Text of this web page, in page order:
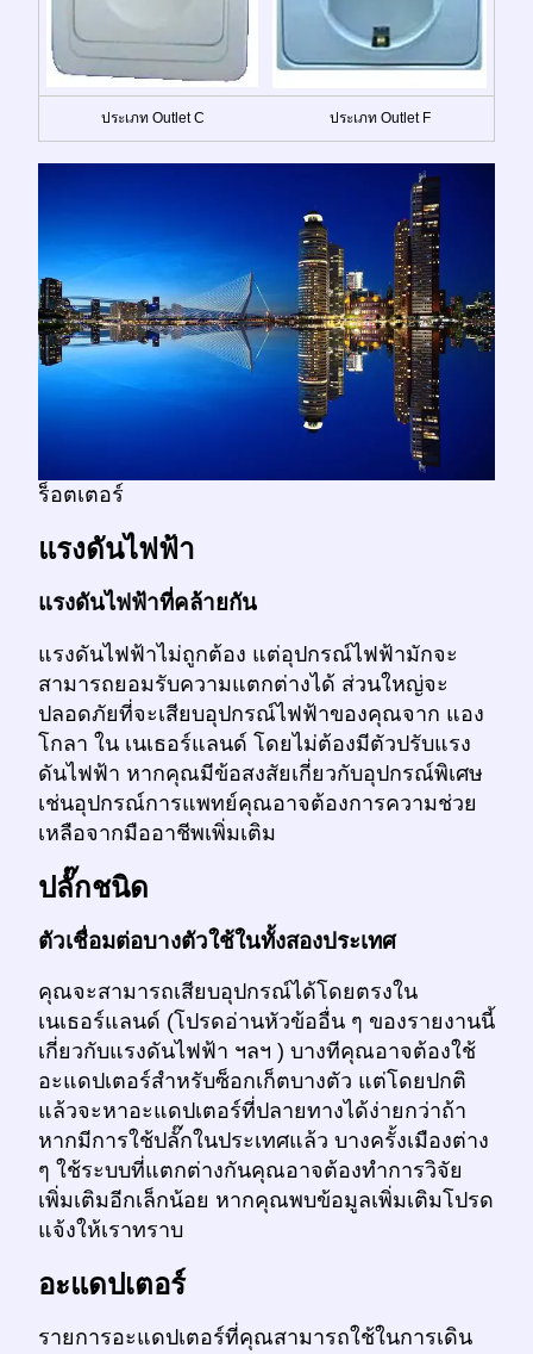
ประเภท Outlet C ประเภท Outlet F
ร็อตเตอร์
แรงดันไฟฟ้า
แรงดันไฟฟ้าที่คล้ายกัน
แรงดันไฟฟ้าไม่ถูกต้อง แต่อุปกรณ์ไฟฟ้ามักจะ
สามารถยอมรับความแตกต่างได้ ส่วนใหญ่จะ
ปลอดภัยที่จะเสียบอุปกรณ์ไฟฟ้าของคุณจาก แอง
โกลา ใน เนเธอร์แลนด์ โดยไม่ต้องมีตัวปรับแรง
ดันไฟฟ้า หากคุณมีข้อสงสัยเกี่ยวกับอุปกรณ์พิเศษ
เช่นอุปกรณ์การแพทย์คุณอาจต้องการความช่วย
เหลือจากมืออาชีพเพิ่มเติม
ปลั๊กชนิด
ตัวเชื่อมต่อบางตัวใช้ในทั้งสองประเทศ
คุณจะสามารถเสียบอุปกรณ์ได้โดยตรงใน
เนเธอร์แลนด์ (โปรดอ่านหัวข้ออื่น ๆ ของรายงานนี้
เกี่ยวกับแรงดันไฟฟ้า ฯลฯ ) บางทีคุณอาจต้องใช้
อะแดปเตอร์สำหรับซ็อกเก็ตบางตัว แต่โดยปกติ
แล้วจะหาอะแดปเตอร์ที่ปลายทางได้ง่ายกว่าถ้า
หากมีการใช้ปลั๊กในประเทศแล้ว บางครั้งเมืองต่าง
ๆ ใช้ระบบที่แตกต่างกันคุณอาจต้องทำการวิจัย
เพิ่มเติมอีกเล็กน้อย หากคุณพบข้อมูลเพิ่มเติมโปรด
แจ้งให้เราทราบ
อะแดปเตอร์
รายการอะแดปเตอร์ที่คุณสามารถใช้ในการเดิน